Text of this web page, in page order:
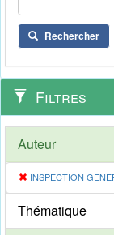
Rechercher
Filtres
Auteur
INSPECTION
Thématique